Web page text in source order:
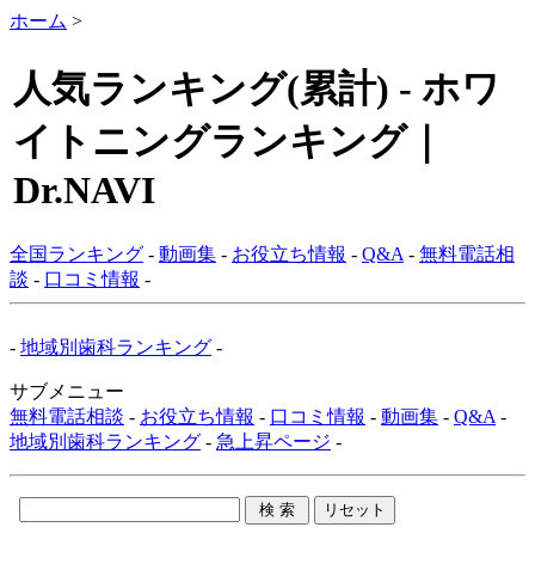
ホーム >
人気ランキング(累計) - ホワ
イトニングランキング｜
Dr.NAVI
全国ランキング - 動画集 - お役立ち情報 - Q&A - 無料電話相
談 - 口コミ情報 -
- 地域別歯科ランキング -
サブメニュー
無料電話相談 - お役立ち情報 - 口コミ情報 - 動画集 - Q&A -
地域別歯科ランキング - 急上昇ページ -